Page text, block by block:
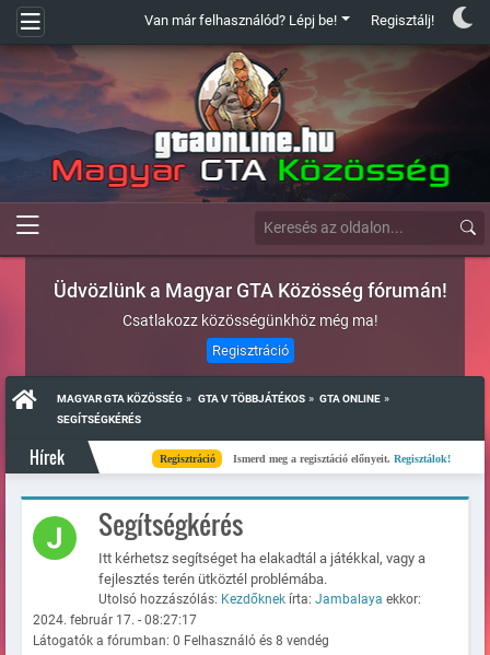
Van már felhasználód? Lépj be! Regisztálj!
Üdvözlünk a Magyar GTA Közösség fórumán!
Csatlakozz közösségünkhöz még ma!
Regisztráció
MAGYAR GTA KÖZÖSSÉG » GTA V TÖBBJÁTÉKOS » GTA ONLINE »
SEGÍTSÉGKÉRÉS
Hírek Regisztráció Ismerd meg a regisztáció előnyeit.Regisztálok!
Segítségkérés
Itt kérhetsz segítséget ha elakadtál a játékkal, vagy a
fejlesztés terén ütköztél problémába.
Utolsó hozzászólás: Kezdőknek írta: Jambalaya ekkor:
2024. február 17. - 08:27:17
Látogatók a fórumban: 0 Felhasználó és 8 vendég